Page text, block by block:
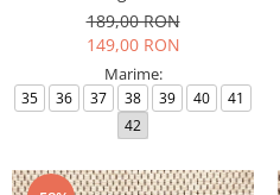
189,00 RON
149,00 RON
Marime:
35 36 37 38 39 40
41
42